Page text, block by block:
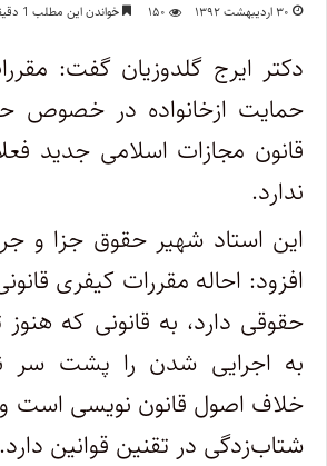
۳۰ اردیبهشت ۱۳۹۲ ۱۵۰ خواندن این مطلب 1 دقیقه زمان میبرد
دکتر ایرج گلدوزیان گفت:
حمایت ازخانواده در خصوص
قانون مجازات اسلامی جدید
ندارد.
این استاد شهیر حقوق جزا و
افزود: احاله مقررات کیفری
حقوقی دارد، به قانونی که
به اجرایی شدن را پشت سر
خلاف اصول قانون نویسی است
شتاب‌زدگی در تقنین قوانین دارد.